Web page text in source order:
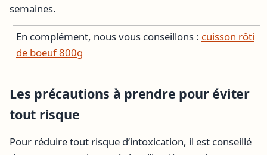
semaines.
En complément, nous vous conseillons : cuisson rôti
de boeuf 800g
Les précautions à prendre pour éviter
tout risque
Pour réduire tout risque d’intoxication, il est conseillé